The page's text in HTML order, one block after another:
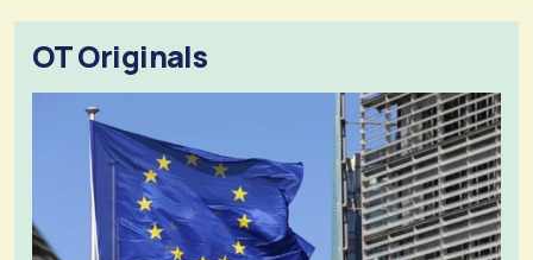
OT Originals